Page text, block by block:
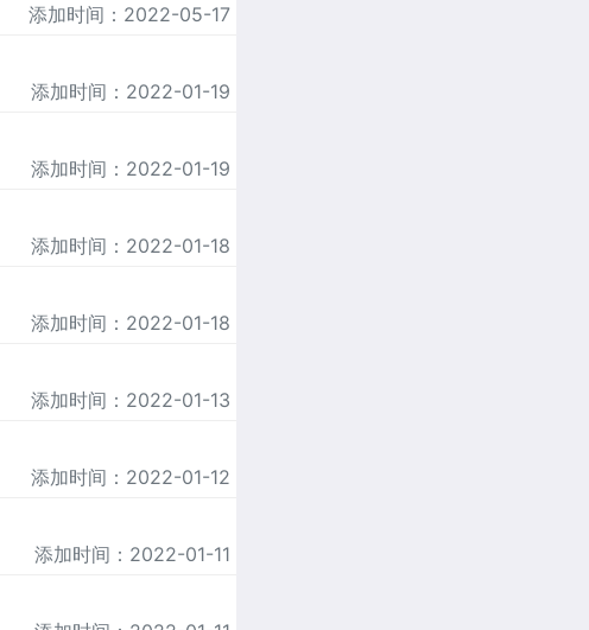
添加时间：2022-05-17
添加时间：2022-01-19
添加时间：2022-01-19
添加时间：2022-01-18
添加时间：2022-01-18
添加时间：2022-01-13
添加时间：2022-01-12
添加时间：2022-01-11